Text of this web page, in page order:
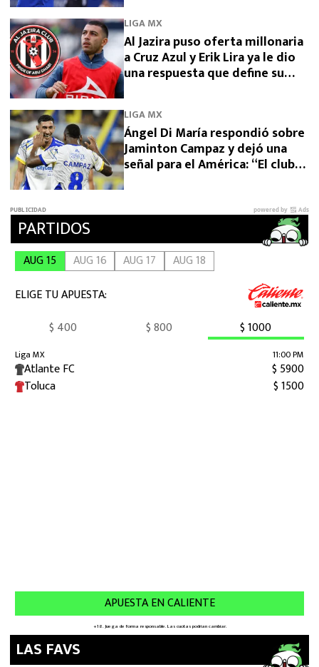
LIGA MX
Al Jazira puso oferta millonaria
a Cruz Azul y Erik Lira ya le dio
una respuesta que define su
LIGA MX
Ángel Di María respondió sobre
Jaminton Campaz y dejó una
señal para el América: “El club
LAS FAVS